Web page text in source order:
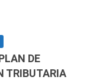
DE
TRIBUTARIA